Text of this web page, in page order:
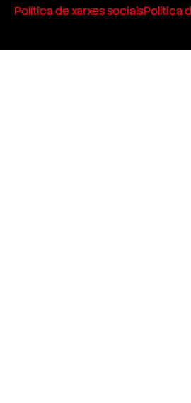
Política de xarxes socialsPolítica